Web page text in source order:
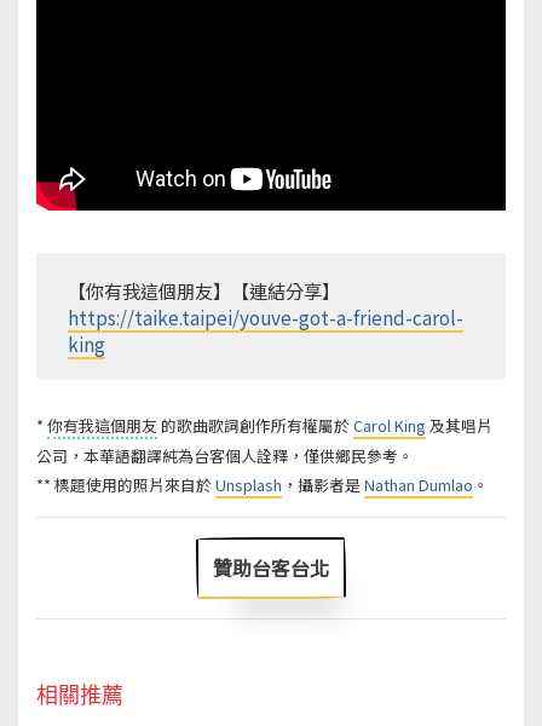
【你有我這個朋友】【連結分享】
https://taike.taipei/youve-got-a-friend-carol-
king
* 你有我這個朋友 的歌曲歌詞創作所有權屬於Carol King 及其唱片
公司，本華語翻譯純為台客個人詮釋，僅供鄉民參考。
** 標題使用的照片來自於Unsplash ，攝影者是 Nathan Dumlao 。
贊助台客台北
相關推薦